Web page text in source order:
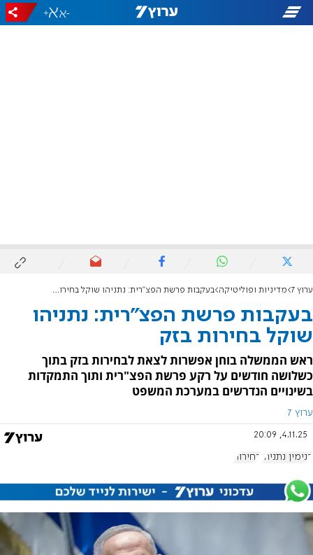
-
+
ערוץ 7 מדיניות ופוליטיקה בעקבות פרשת הפצ"רית: נתניהו שוקל בחירות בזק
בעקבות פרשת הפצ"רית: נתניהו
שוקל בחירות בזק
ראש הממשלה בוחן אפשרות לצאת לבחירות בזק בתוך
כשלושה חודשים על רקע פרשת הפצ"רית ותוך התמקדות
בשינויים הנדרשים במערכת המשפט
ערוץ 7
4.11.25, 20:09
בנימין נתניהו בחירות